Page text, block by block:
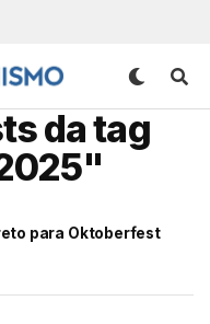
da tag
para Oktoberfest